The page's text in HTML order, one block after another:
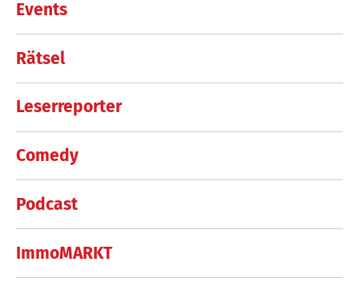
Events
Rätsel
Leserreporter
Comedy
Podcast
ImmoMARKT